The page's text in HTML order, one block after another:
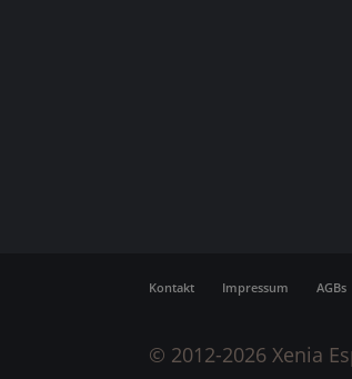
Kontakt Impressum AGBs
© 2012-2026 Xenia